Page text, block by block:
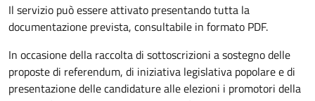
Il servizio può essere attivato presentando tutta la
documentazione prevista, consultabile in formato PDF.
In occasione della raccolta di sottoscrizioni a sostegno delle
proposte di referendum, di iniziativa legislativa popolare e di
presentazione delle candidature alle elezioni i promotori della